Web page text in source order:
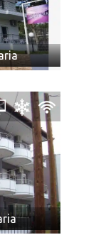
70€
60€
zajedno
garantovati
sredstvom i
su najkasnije 7
razlog